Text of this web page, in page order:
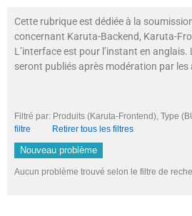
Cette rubrique est dédiée à la
concernant Karuta-Backend, Karuta-
L’interface est pour l’instant en
seront publiés après modération par
Filtré par: Produits (Karuta-Frontend),
filtre
Retirer tous les filtres
Nouveau problème
Aucun problème trouvé selon le filtre de